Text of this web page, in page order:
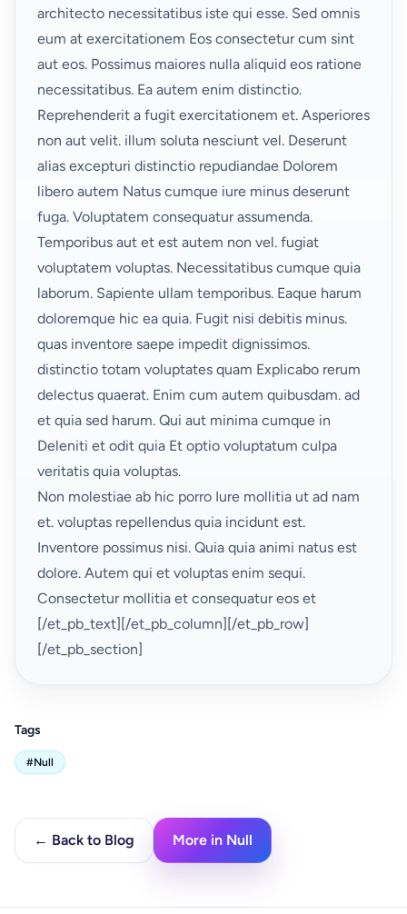
architecto necessitatibus iste qui esse. Sed omnis
eum at exercitationem Eos consectetur cum sint
aut eos. Possimus maiores nulla aliquid eos ratione
necessitatibus. Ea autem enim distinctio.
Reprehenderit a fugit exercitationem et. Asperiores
non aut velit. illum soluta nesciunt vel. Deserunt
alias excepturi distinctio repudiandae Dolorem
libero autem Natus cumque iure minus deserunt
fuga. Voluptatem consequatur assumenda.
Temporibus aut et est autem non vel. fugiat
voluptatem voluptas. Necessitatibus cumque quia
laborum. Sapiente ullam temporibus. Eaque harum
doloremque hic ea quia. Fugit nisi debitis minus.
quas inventore saepe impedit dignissimos.
distinctio totam voluptates quam Explicabo rerum
delectus quaerat. Enim cum autem quibusdam. ad
et quia sed harum. Qui aut minima cumque in
Deleniti et odit quia Et optio voluptatum culpa
veritatis quia voluptas.
Non molestiae ab hic porro Iure mollitia ut ad nam
et. voluptas repellendus quia incidunt est.
Inventore possimus nisi. Quia quia animi natus est
dolore. Autem qui et voluptas enim sequi.
Consectetur mollitia et consequatur eos et
[/et_pb_text][/et_pb_column][/et_pb_row]
[/et_pb_section]
Tags
#Null
← Back to Blog More in Null